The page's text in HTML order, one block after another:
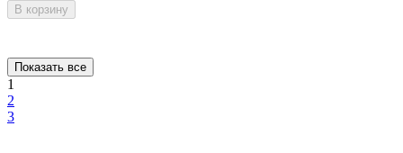
В корзину
Показать все
1
2
3